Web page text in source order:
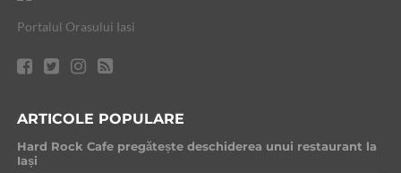
Portalul Orasului Iasi
ARTICOLE POPULARE
Hard Rock Cafe pregătește deschiderea unui restaurant la
Iași